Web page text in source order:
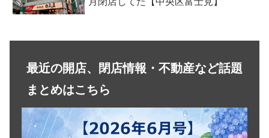
最近の開店、閉店情報・不動産など話題
まとめはこちら